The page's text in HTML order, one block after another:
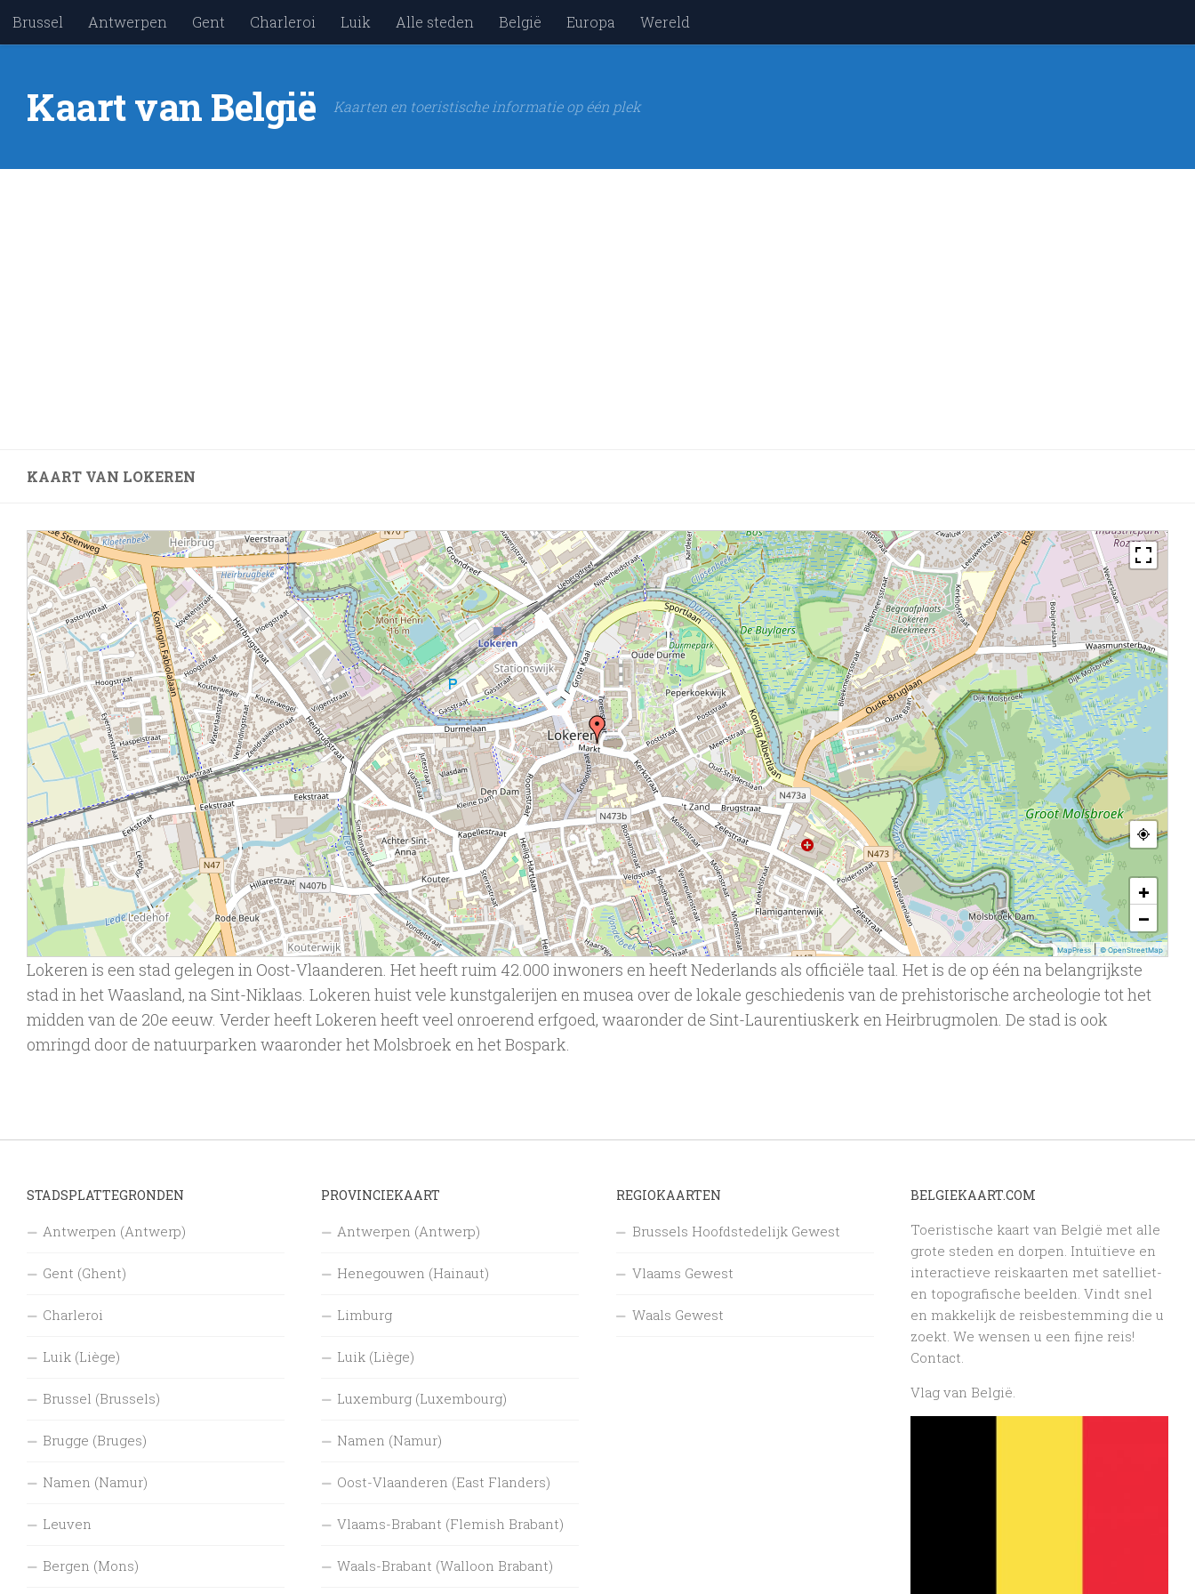
Skip to content
Brussel Antwerpen Gent Charleroi Luik Alle steden België Europa Wereld
Kaart van België Kaarten en toeristische informatie op één plek
KAART VAN LOKEREN
+
−
MapPress |© OpenStreetMap
Lokeren is een stad gelegen in Oost-Vlaanderen. Het heeft ruim 42.000 inwoners en heeft Nederlands als officiële taal. Het is de op één na belangrijkste
stad in het Waasland, na Sint-Niklaas. Lokeren huist vele kunstgalerijen en musea over de lokale geschiedenis van de prehistorische archeologie tot het
midden van de 20e eeuw. Verder heeft Lokeren heeft veel onroerend erfgoed, waaronder de Sint-Laurentiuskerk en Heirbrugmolen. De stad is ook
omringd door de natuurparken waaronder het Molsbroek en het Bospark.
STADSPLATTEGRONDEN
Antwerpen (Antwerp)
Gent (Ghent)
Charleroi
Luik (Liège)
Brussel (Brussels)
Brugge (Bruges)
Namen (Namur)
Leuven
Bergen (Mons)
PROVINCIEKAART
Antwerpen (Antwerp)
Henegouwen (Hainaut)
Limburg
Luik (Liège)
Luxemburg (Luxembourg)
Namen (Namur)
Oost-Vlaanderen (East Flanders)
Vlaams-Brabant (Flemish Brabant)
Waals-Brabant (Walloon Brabant)
REGIOKAARTEN
Brussels Hoofdstedelijk Gewest
Vlaams Gewest
Waals Gewest
BELGIEKAART.COM
Toeristische kaart van België met alle
grote steden en dorpen. Intuïtieve en
interactieve reiskaarten met satelliet-
en topografische beelden. Vindt snel
en makkelijk de reisbestemming die u
zoekt. We wensen u een fijne reis!
Contact.
Vlag van België.